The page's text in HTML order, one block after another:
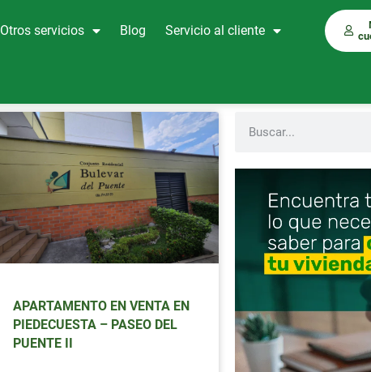
Otros servicios Blog Servicio al cliente
APARTAMENTO EN VENTA EN
PIEDECUESTA – PASEO DEL
PUENTE II